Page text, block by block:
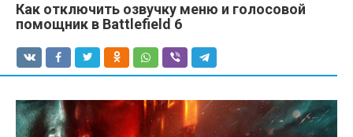
Как отключить озвучку меню и голосовой
помощник в Battlefield 6